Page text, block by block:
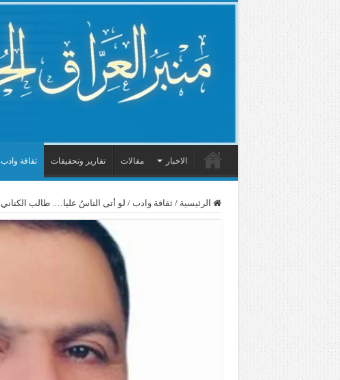
الاخبار مقالات تقارير وتحقيقات ثقافة وادب
الرئيسية / ثقافة وادب / لو أتى الناسُ عليا…. طالب الكناني